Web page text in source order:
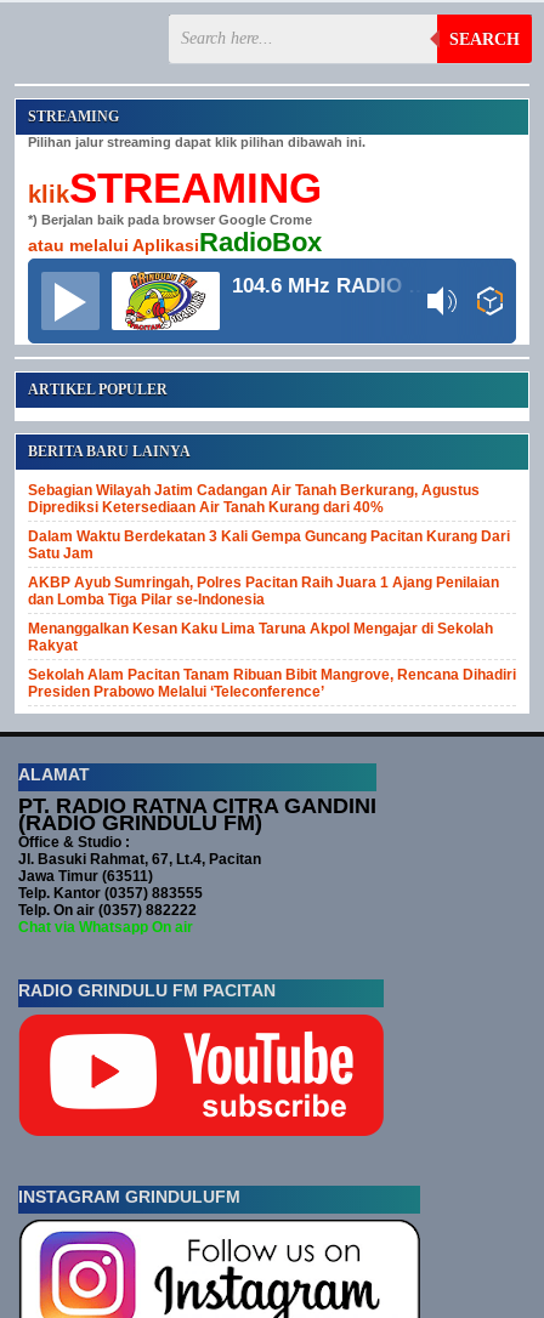
SEARCH
STREAMING
Pilihan jalur streaming dapat klik pilihan dibawah ini.
klikSTREAMING
*) Berjalan baik pada browser Google Crome
atau melalui AplikasiRadioBox
104.6 MHz RADIO GRINDULU FM
ARTIKEL POPULER
BERITA BARU LAINYA
Sebagian Wilayah Jatim Cadangan Air Tanah Berkurang, Agustus
Diprediksi Ketersediaan Air Tanah Kurang dari 40%
Dalam Waktu Berdekatan 3 Kali Gempa Guncang Pacitan Kurang Dari
Satu Jam
AKBP Ayub Sumringah, Polres Pacitan Raih Juara 1 Ajang Penilaian
dan Lomba Tiga Pilar se-Indonesia
Menanggalkan Kesan Kaku Lima Taruna Akpol Mengajar di Sekolah
Rakyat
Sekolah Alam Pacitan Tanam Ribuan Bibit Mangrove, Rencana Dihadiri
Presiden Prabowo Melalui ‘Teleconference’
ALAMAT
PT. RADIO RATNA CITRA GANDINI
(RADIO GRINDULU FM)
Office & Studio :
Jl. Basuki Rahmat, 67, Lt.4, Pacitan
Jawa Timur (63511)
Telp. Kantor (0357) 883555
Telp. On air (0357) 882222
Chat via Whatsapp On air
RADIO GRINDULU FM PACITAN
INSTAGRAM GRINDULUFM